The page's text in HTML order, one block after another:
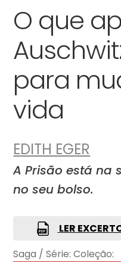
O que
para
vida
EDITH EGER
A Prisão está na
no seu bolso.
LER
Saga / Série: Coleção: